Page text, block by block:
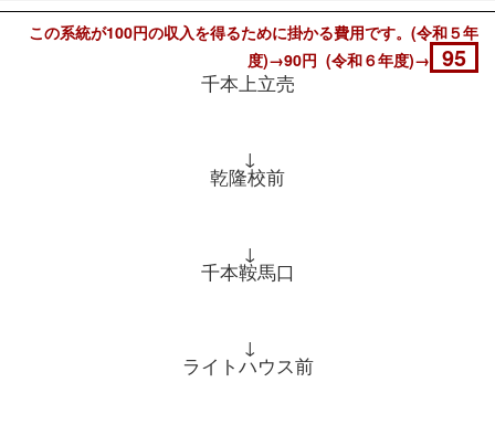
この系統が100円の収入を得るために掛かる費用です。(令和５年
度)→90円 (令和６年度)→ 95
千本上立売
↓
乾隆校前
↓
千本鞍馬口
↓
ライトハウス前